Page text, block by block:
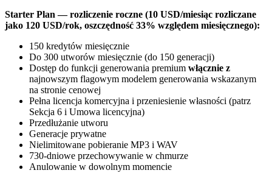
Starter Plan — rozliczenie roczne (10 USD/miesiąc rozliczane
jako 120 USD/rok, oszczędność 33% względem miesięcznego):
150 kredytów miesięcznie
Do 300 utworów miesięcznie (do 150 generacji)
Dostęp do funkcji generowania premium włącznie z
najnowszym flagowym modelem generowania wskazanym
na stronie cenowej
Pełna licencja komercyjna i przeniesienie własności (patrz
Sekcja 6 i Umowa licencyjna)
Przedłużanie utworu
Generacje prywatne
Nielimitowane pobieranie MP3 i WAV
730-dniowe przechowywanie w chmurze
Anulowanie w dowolnym momencie